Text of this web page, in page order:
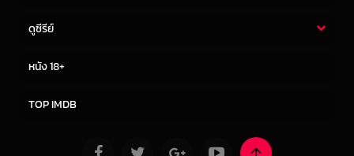
ดูซีรีย์
หนัง 18+
TOP IMDB